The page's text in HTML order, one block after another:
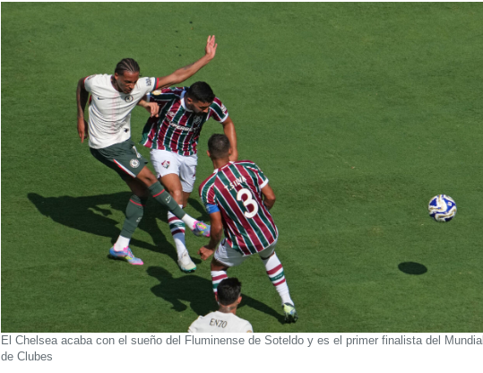
El Chelsea acaba con el sueño del Fluminense de Soteldo y es el primer finalista del Mundial
de Clubes